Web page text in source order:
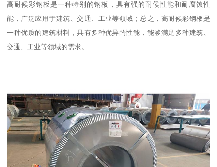
高耐候彩钢板是一种特别的钢板，具有强的耐候性能和耐腐蚀性
能，广泛应用于建筑、交通、工业等领域；总之，高耐候彩钢板是
一种优质的建筑材料，具有多种优异的性能，能够满足多种建筑、
交通、工业等领域的需求。